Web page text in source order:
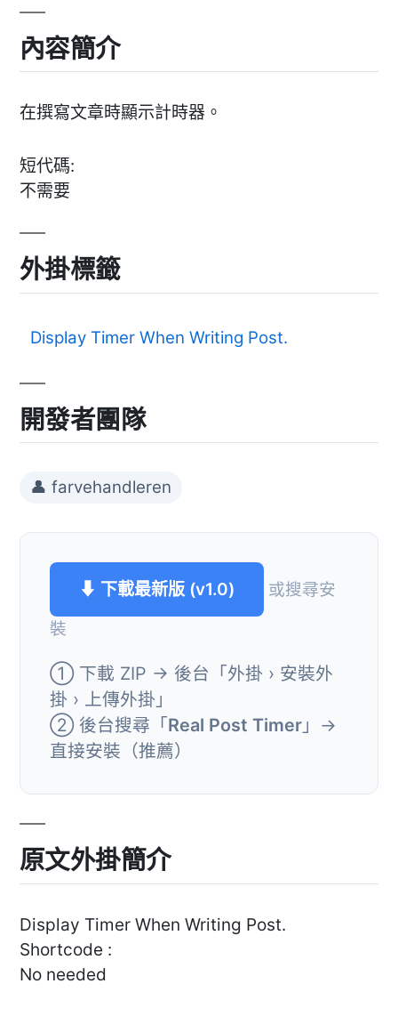
內容簡介
在撰寫文章時顯示計時器。
短代碼:
不需要
外掛標籤
Display Timer When Writing Post.
開發者團隊
👤 farvehandleren
⬇ 下載最新版 (v1.0)
或搜尋安
裝
① 下載 ZIP → 後台「外掛 › 安裝外
掛 › 上傳外掛」
② 後台搜尋「Real Post Timer 」→
直接安裝（推薦）
原文外掛簡介
Display Timer When Writing Post.
Shortcode :
No needed